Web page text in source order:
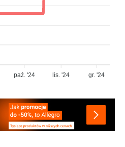
paź. '24 lis. '24 gr. '24